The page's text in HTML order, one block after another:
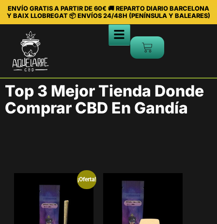
ENVÍO GRATIS A PARTIR DE 60€ 🚚 REPARTO DIARIO BARCELONA
Y BAIX LLOBREGAT 📦 ENVÍOS 24/48H (PENÍNSULA Y BALEARES)
Top 3 Mejor Tienda Donde
Comprar CBD En Gandía
¡Oferta!